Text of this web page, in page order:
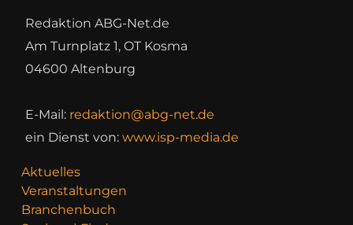
Redaktion ABG-Net.de
Am Turnplatz 1, OT Kosma
04600 Altenburg
E-Mail: redaktion@abg-net.de
ein Dienst von: www.isp-media.de
Aktuelles
Veranstaltungen
Branchenbuch